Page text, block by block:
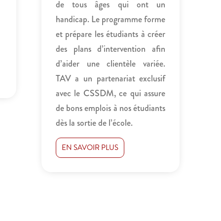
de tous âges qui ont un
handicap. Le programme forme
et prépare les étudiants à créer
des plans d’intervention afin
d’aider une clientèle variée.
TAV a un partenariat exclusif
avec le CSSDM, ce qui assure
de bons emplois à nos étudiants
dès la sortie de l’école.
EN SAVOIR PLUS